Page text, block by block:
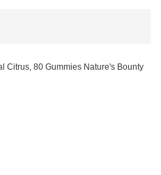
Citrus, 80 Gummies Nature's Bounty